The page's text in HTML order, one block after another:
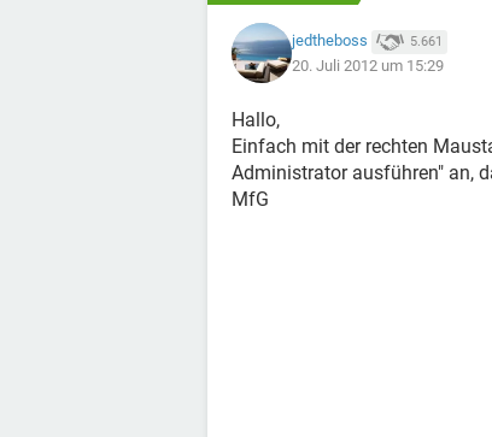
jedtheboss 5.661
20. Juli 2012 um 15:29
Hallo,
Einfach mit der rechten
Administrator ausführen" an,
MfG